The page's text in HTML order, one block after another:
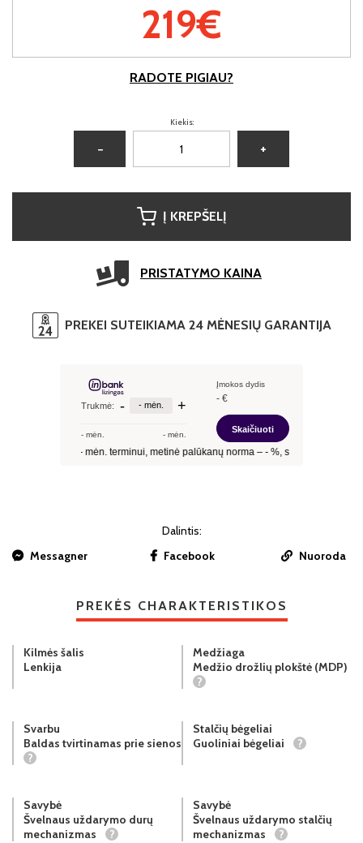
219€
RADOTE PIGIAU?
Kiekis:
− +
Į KREPŠELĮ
PRISTATYMO KAINA
PREKEI SUTEIKIAMA 24 MĖNESIŲ GARANTIJA
Dalintis:
Messagner
Facebook Nuoroda
PREKĖS CHARAKTERISTIKOS
Kilmės šalis
Lenkija
Medžiaga
Medžio drožlių plokštė (MDP)
?
Svarbu
Baldas tvirtinamas prie sienos
?
Stalčių bėgeliai
Guoliniai bėgeliai
?
Savybė
Švelnaus uždarymo durų
mechanizmas
?
Savybė
Švelnaus uždarymo stalčių
mechanizmas
?